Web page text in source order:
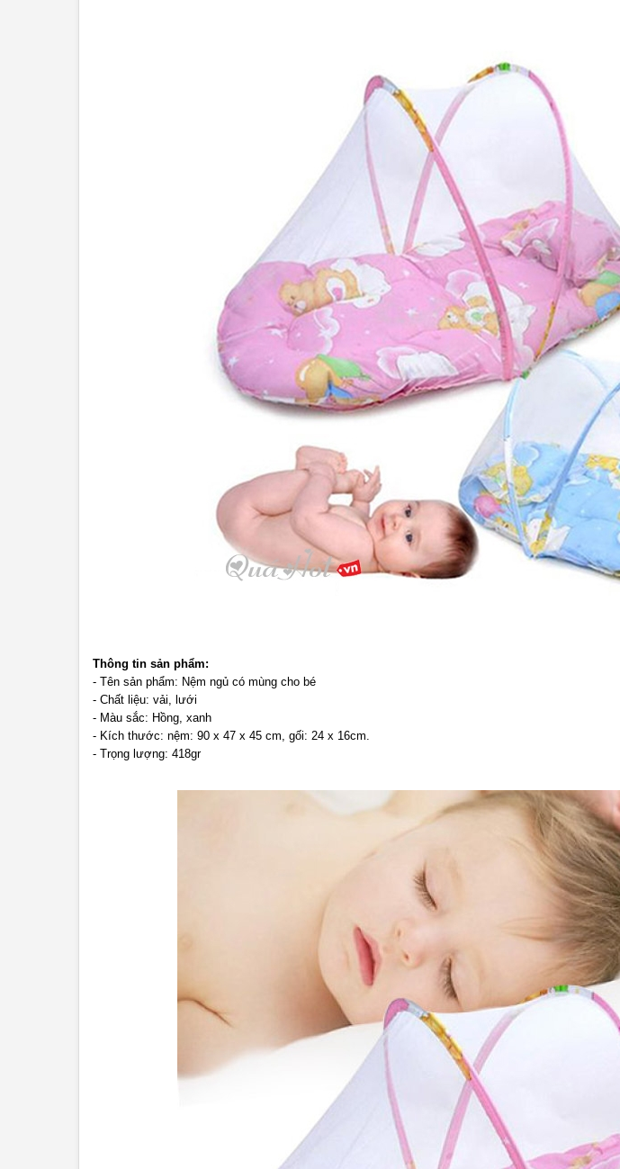
Thông tin sản phẩm:
- Tên sản phẩm: Nệm ngủ có mùng cho bé
- Chất liệu: vải, lưới
- Màu sắc: Hồng, xanh
- Kích thước: nệm: 90 x 47 x 45 cm, gối: 24 x 16cm.
- Trọng lượng: 418gr